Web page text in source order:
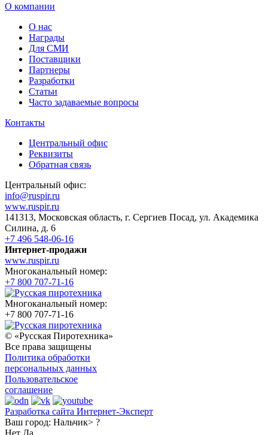
О компании
О нас
Награды
Для СМИ
Поставщики
Партнеры
Разработки
Статьи
Часто задаваемые вопросы
Контакты
Центральный офис
Реквизиты
Обратная связь
Центральный офис:
info@ruspir.ru
www.ruspir.ru
141313, Московская область, г. Сергиев Посад, ул. Академика
Силина, д. 6
+7 496 548-06-16
Интернет-продажи
www.ruspir.ru
Многоканальный номер:
+7 800 707-71-16
Многоканальный номер:
+7 800 707-71-16
© «Русская Пиротехника»
Все права защищены
Политика обработки
персональных данных
Пользовательское
соглашение
Разработка сайта Интернет-Эксперт
Ваш город: Нальчик> ?
Нет Да